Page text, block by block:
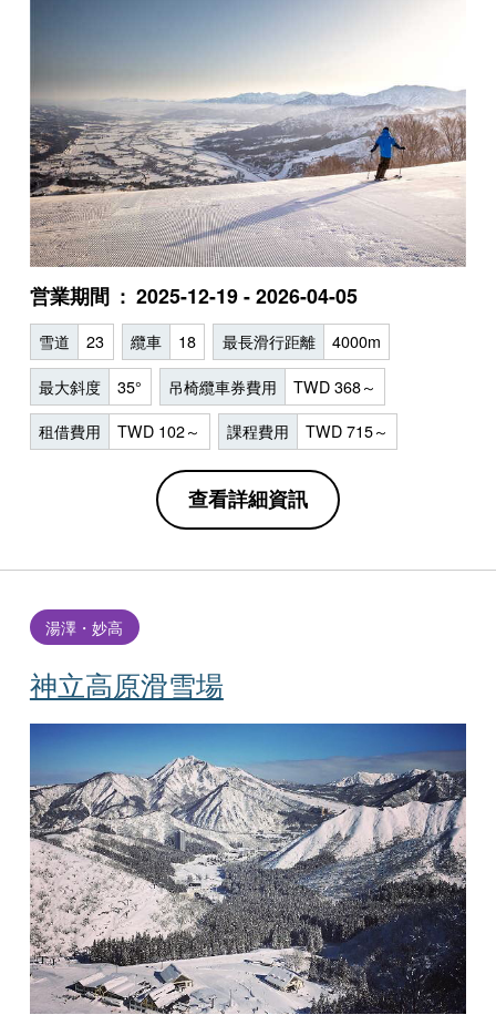
営業期間 2025-12-19 - 2026-04-05
雪道 23 纜車 18 最長滑行距離 4000m
最大斜度 35° 吊椅纜車券費用 TWD 368～
租借費用 TWD 102～ 課程費用 TWD 715～
查看詳細資訊
神立高原滑雪場
湯澤・妙高